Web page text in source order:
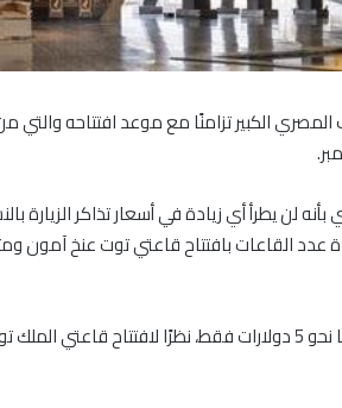
الكبير تزامنًا مع موعد افتتاحه والتي
لن يطرأ أي زيادة في أسعار تذاكر الزيارة
عدد القاعات بافتتاح قاعتي توت عنخ آمون
وتابع أما بالنسبة للأجانب، فستكون هناك زيادة طفيفة قدرها نحو 5 دولارات فقط، نظرًا